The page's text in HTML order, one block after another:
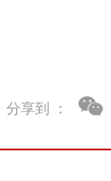
分享到 ：